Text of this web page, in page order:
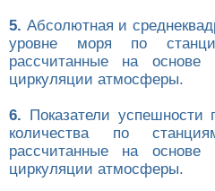
5. Абсолютная и
уровне моря по
рассчитанные на основе
циркуляции атмосферы.
6. Показатели успешности
количества по
рассчитанные на основе
циркуляции атмосферы.